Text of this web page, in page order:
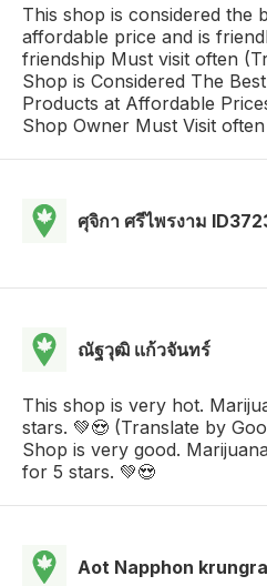
This shop is considered the
affordable price and is
friendship Must visit often
Shop is Considered The
Products at Affordable
Shop Owner Must Visit often
ศุจิกา ศรีไพรงาม
ณัฐวุฒิ เเก้วจันทร์
This shop is very hot.
stars. 💚😍 (Translate by
Shop is very good.
for 5 stars. 💚😍
Aot Napphon